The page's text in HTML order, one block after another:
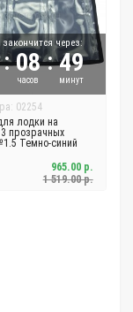
через:
: 08
часов
: 49
минут
02254
лодки на
прозрачных
Темно-синий
1 519.00 р.
965.00 р.